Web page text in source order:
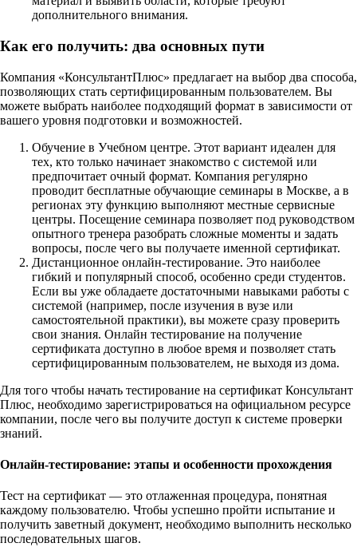
дополнительного внимания.
Как его получить: два основных пути
Компания «КонсультантПлюс» предлагает на выбор два способа,
позволяющих стать сертифицированным пользователем. Вы
можете выбрать наиболее подходящий формат в зависимости от
вашего уровня подготовки и возможностей.
Обучение в Учебном центре. Этот вариант идеален для
тех, кто только начинает знакомство с системой или
предпочитает очный формат. Компания регулярно
проводит бесплатные обучающие семинары в Москве, а в
регионах эту функцию выполняют местные сервисные
центры. Посещение семинара позволяет под руководством
опытного тренера разобрать сложные моменты и задать
вопросы, после чего вы получаете именной сертификат.
Дистанционное онлайн-тестирование. Это наиболее
гибкий и популярный способ, особенно среди студентов.
Если вы уже обладаете достаточными навыками работы с
системой (например, после изучения в вузе или
самостоятельной практики), вы можете сразу проверить
свои знания. Онлайн тестирование на получение
сертификата доступно в любое время и позволяет стать
сертифицированным пользователем, не выходя из дома.
Для того чтобы начать тестирование на сертификат Консультант
Плюс, необходимо зарегистрироваться на официальном ресурсе
компании, после чего вы получите доступ к системе проверки
знаний.
Онлайн-тестирование: этапы и особенности прохождения
Тест на сертификат — это отлаженная процедура, понятная
каждому пользователю. Чтобы успешно пройти испытание и
получить заветный документ, необходимо выполнить несколько
последовательных шагов.